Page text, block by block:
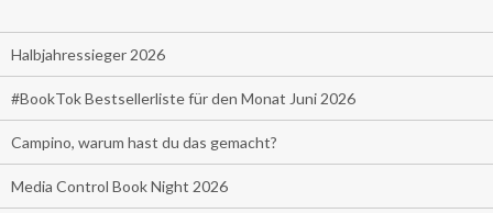
Halbjahressieger 2026
#BookTok Bestsellerliste für den Monat Juni 2026
Campino, warum hast du das gemacht?
Media Control Book Night 2026